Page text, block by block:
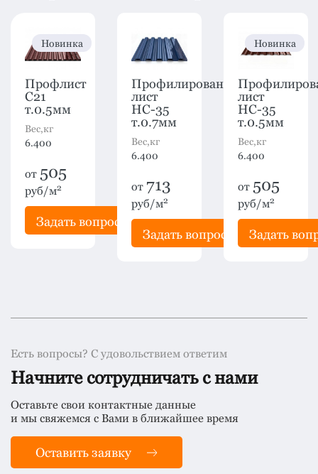
Новинка
Профлист
C21
т.0.5мм
Вес,кг
6.400
от 505
руб/м2
Задать вопрос
Профилированный
лист
HC-35
т.0.7мм
Вес,кг
6.400
от 713
руб/м2
Задать вопрос
Новинка
лист
HC-35
т.0.5мм
Вес,кг
6.400
от 505
руб/м2
Задать
Есть вопросы? С удовольствием ответим
Начните сотрудничать с нами
Оставьте свои контактные данные
и мы свяжемся с Вами в ближайшее время
Оставить заявку